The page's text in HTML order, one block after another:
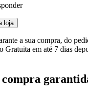
loja
a sua compra, do
Gratuita em até 7 dias